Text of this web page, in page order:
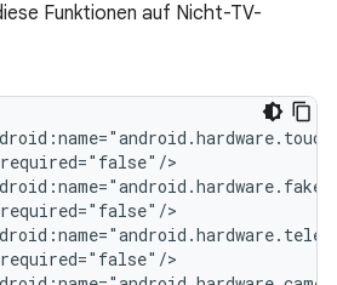
Funktionen auf Nicht-TV-
>
>
>